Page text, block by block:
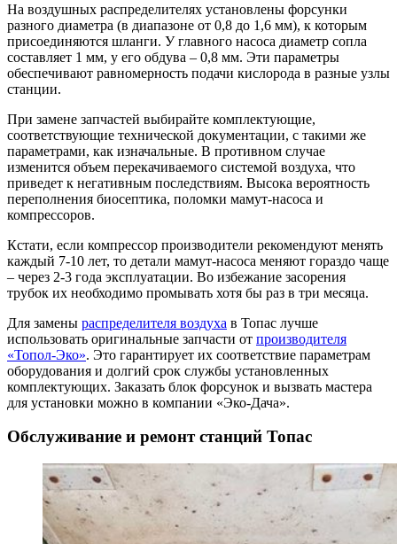
На воздушных распределителях установлены форсунки
разного диаметра (в диапазоне от 0,8 до 1,6 мм), к которым
присоединяются шланги. У главного насоса диаметр сопла
составляет 1 мм, у его обдува – 0,8 мм. Эти параметры
обеспечивают равномерность подачи кислорода в разные узлы
станции.
При замене запчастей выбирайте комплектующие,
соответствующие технической документации, с такими же
параметрами, как изначальные. В противном случае
изменится объем перекачиваемого системой воздуха, что
приведет к негативным последствиям. Высока вероятность
переполнения биосептика, поломки мамут-насоса и
компрессоров.
Кстати, если компрессор производители рекомендуют менять
каждый 7-10 лет, то детали мамут-насоса меняют гораздо чаще
– через 2-3 года эксплуатации. Во избежание засорения
трубок их необходимо промывать хотя бы раз в три месяца.
Для замены распределителя воздуха в Топас лучше
использовать оригинальные запчасти от производителя
«Топол-Эко». Это гарантирует их соответствие параметрам
оборудования и долгий срок службы установленных
комплектующих. Заказать блок форсунок и вызвать мастера
для установки можно в компании «Эко-Дача».
Обслуживание и ремонт станций Топас